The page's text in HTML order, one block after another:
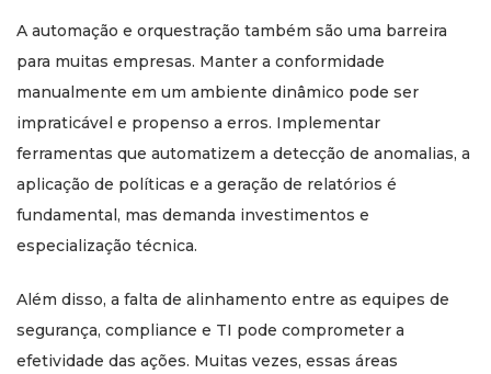
A automação e orquestração também são uma barreira
para muitas empresas. Manter a conformidade
manualmente em um ambiente dinâmico pode ser
impraticável e propenso a erros. Implementar
ferramentas que automatizem a detecção de anomalias, a
aplicação de políticas e a geração de relatórios é
fundamental, mas demanda investimentos e
especialização técnica.
Além disso, a falta de alinhamento entre as equipes de
segurança, compliance e TI pode comprometer a
efetividade das ações. Muitas vezes, essas áreas